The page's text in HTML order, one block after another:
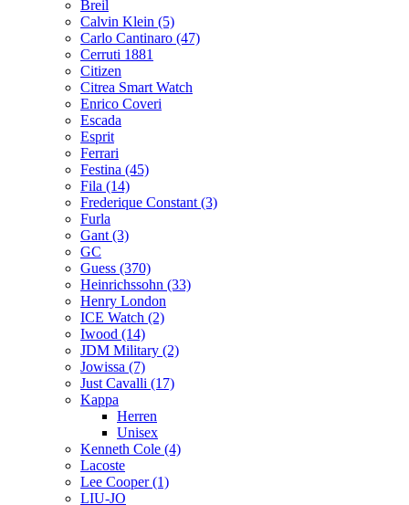
Breil
Calvin Klein (5)
Carlo Cantinaro (47)
Cerruti 1881
Citizen
Citrea Smart Watch
Enrico Coveri
Escada
Esprit
Ferrari
Festina (45)
Fila (14)
Frederique Constant (3)
Furla
Gant (3)
GC
Guess (370)
Heinrichssohn (33)
Henry London
ICE Watch (2)
Iwood (14)
JDM Military (2)
Jowissa (7)
Just Cavalli (17)
Kappa
Herren
Unisex
Kenneth Cole (4)
Lacoste
Lee Cooper (1)
LIU-JO